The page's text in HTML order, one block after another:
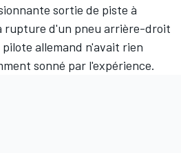
sortie de piste à
rupture d'un pneu arrière-droit
allemand n'avait rien
sonné par l'expérience.